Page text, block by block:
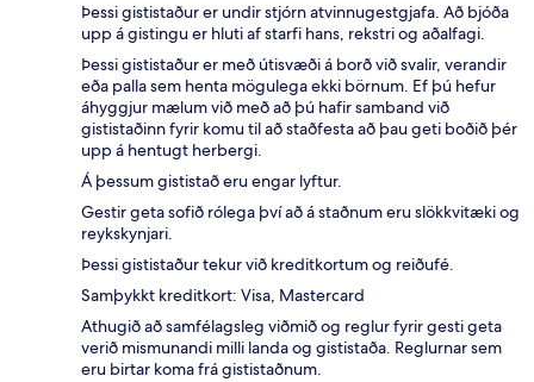
Þessi gististaður er undir stjórn atvinnugestgjafa. Að bjóða
upp á gistingu er hluti af starfi hans, rekstri og aðalfagi.
Þessi gististaður er með útisvæði á borð við svalir, verandir
eða palla sem henta mögulega ekki börnum. Ef þú hefur
áhyggjur mælum við með að þú hafir samband við
gististaðinn fyrir komu til að staðfesta að þau geti boðið þér
upp á hentugt herbergi.
Á þessum gististað eru engar lyftur.
Gestir geta sofið rólega því að á staðnum eru slökkvitæki og
reykskynjari.
Þessi gististaður tekur við kreditkortum og reiðufé.
Samþykkt kreditkort: Visa, Mastercard
Athugið að samfélagsleg viðmið og reglur fyrir gesti geta
verið mismunandi milli landa og gististaða. Reglurnar sem
eru birtar koma frá gististaðnum.